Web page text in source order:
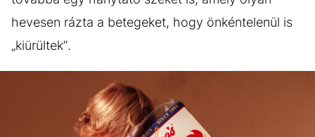
hevesen rázta a betegeket, hogy önkéntelenül is
„kiürültek”.